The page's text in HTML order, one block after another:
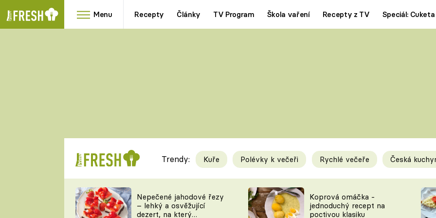
Menu Recepty Články TV Program Škola vaření Recepty z TV Speciál: Cuketa
RYCHLOVKY
Videorecepty
TEĎ VAŘÍ ŠÉF!
Tipy a triky
KAM ZA JÍDLEM
Trendy: Kuře Polévky k večeři Rychlé večeře Česká
Nepečené jahodové řezy
– lehký a osvěžující
dezert, na který
Koprová omáčka -
jednoduchý recept na
poctivou klasiku